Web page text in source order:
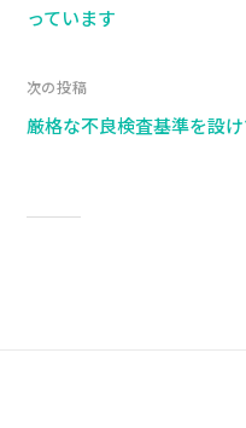
っています
次の投稿
厳格な不良検査基準を設